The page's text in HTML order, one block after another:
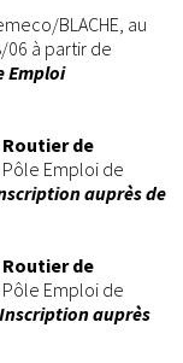
BLACHE, au
06 à partir de
Emploi
de
Pôle Emploi de
auprès de
de
Pôle Emploi de
auprès